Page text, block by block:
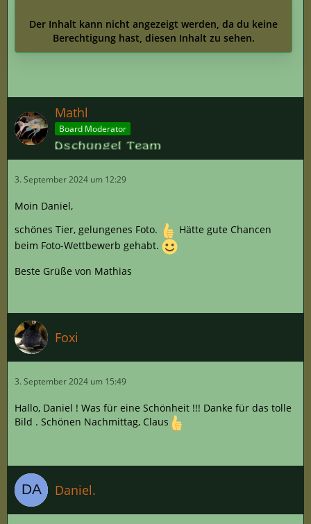
Der Inhalt kann nicht angezeigt werden, da du keine
Berechtigung hast, diesen Inhalt zu sehen.
Mathl
Board Moderator
3. September 2024 um 12:29
Moin Daniel,
schönes Tier, gelungenes Foto.
Hätte gute Chancen
beim Foto-Wettbewerb gehabt.
Beste Grüße von Mathias
Foxi
3. September 2024 um 15:49
Hallo, Daniel ! Was für eine Schönheit !!! Danke für das tolle
Bild . Schönen Nachmittag, Claus
Daniel.